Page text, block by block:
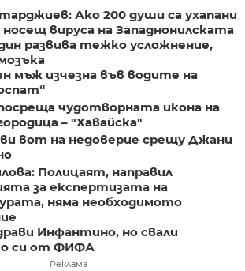
Ако 200 души са ухапани
вируса на Западнонилската
развива тежко усложнение,
мъж изчезна във водите на
чудотворната икона на
– "Хавайска"
вот на недоверие срещу Джани
Полицаят, направил
за експертизата на
няма необходимото
Инфантино, но свали
си от ФИФА
Реклама